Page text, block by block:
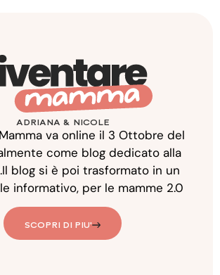
ADRIANA & NICOLE
va online il 3 Ottobre del
come blog dedicato alla
blog si è poi trasformato in un
informativo, per le mamme 2.0
SCOPRI DI PIU'